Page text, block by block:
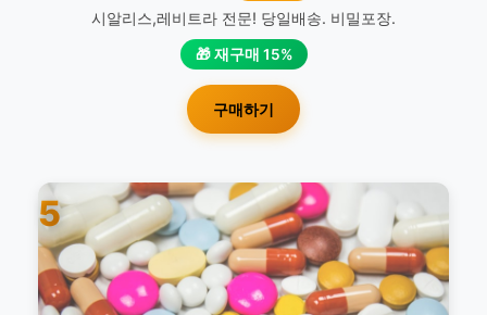
시알리스,레비트라 전문! 당일배송. 비밀포장.
🎁 재구매 15%
구매하기
5